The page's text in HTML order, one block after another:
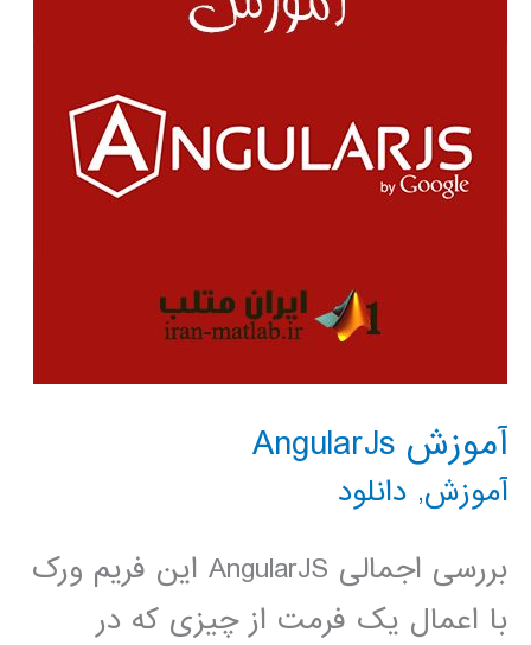
آموزش AngularJs
آموزش, دانلود
بررسی اجمالی AngularJS این فریم ورک
با اعمال یک فرمت از چیزی که در